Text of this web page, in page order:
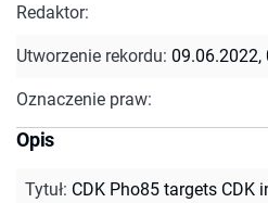
Redaktor:
Utworzenie rekordu: 09.06.2022,
Oznaczenie praw:
Opis
Tytuł: CDK Pho85 targets CDK